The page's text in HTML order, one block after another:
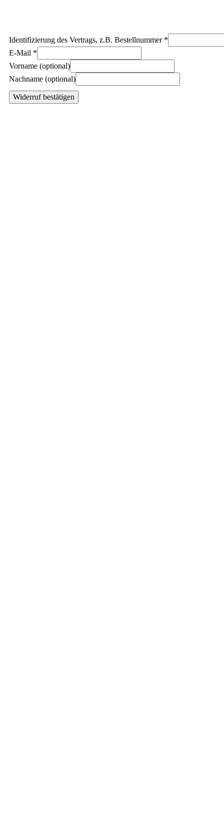
Identifizierung des Vertrags, z.B. Bestellnummer *
E-Mail *
E-
Mail
(wiederholen)*
Vorname (optional)
Nachname (optional)
Widerruf bestätigen